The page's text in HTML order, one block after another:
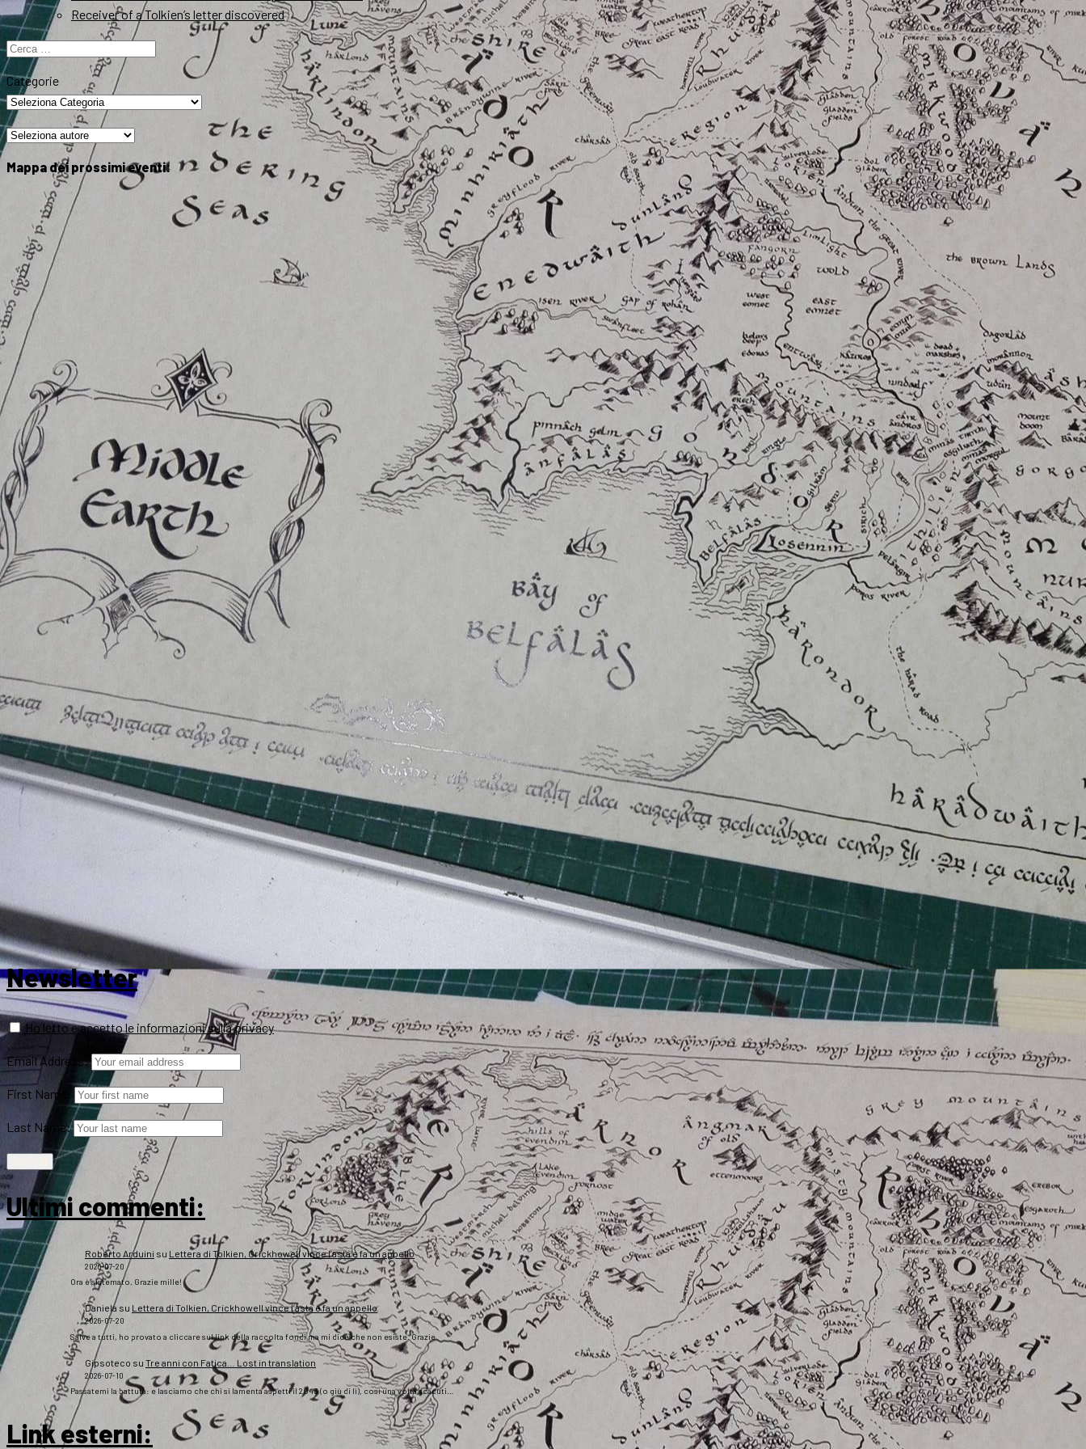
Receiver of a Tolkien’s letter discovered
Ricerca
per:
Categorie
Mappa dei prossimi eventi:
Newsletter
Ho letto e accetto le informazioni sulla privacy
Email Address:
First Name:
Last Name:
Ultimi commenti:
Roberto Arduini su Lettera di Tolkien, Crickhowell vince l’asta e fa un appello
2026-07-20
Ora è sistemato. Grazie mille!
Daniela su Lettera di Tolkien, Crickhowell vince l’asta e fa un appello
2026-07-20
Salve a tutti, ho provato a cliccare sul link della raccolta fondi ma mi dice che non esiste. Grazie
Gipsoteco su Tre anni con Fatica… Lost in translation
2026-07-10
Passatemi la battuta: e lasciamo che chi si lamenta aspetti il 2043 (o giù di lì), così una volta scaduti…
Link esterni: